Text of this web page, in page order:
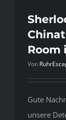
Room
Von
Gute
unsere